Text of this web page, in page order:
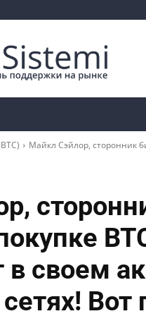
Майкл Сэйлор, сторонник
в своем
Вот